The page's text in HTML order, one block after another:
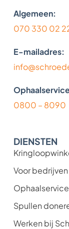
Algemeen:
070 330 02
E-mailadres:
0800 – 8090
DIENSTEN
Voor bedrijven
Ophaalservice
Spullen
Werken bij